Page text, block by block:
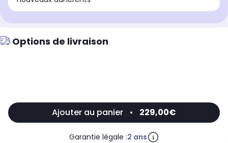
Options de livraison
Ajouter au panier • 229,00€
Garantie légale :2 ans